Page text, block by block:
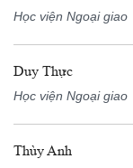
Học viện Ngoại giao
Duy Thực
Học viện Ngoại giao
Thùy Anh